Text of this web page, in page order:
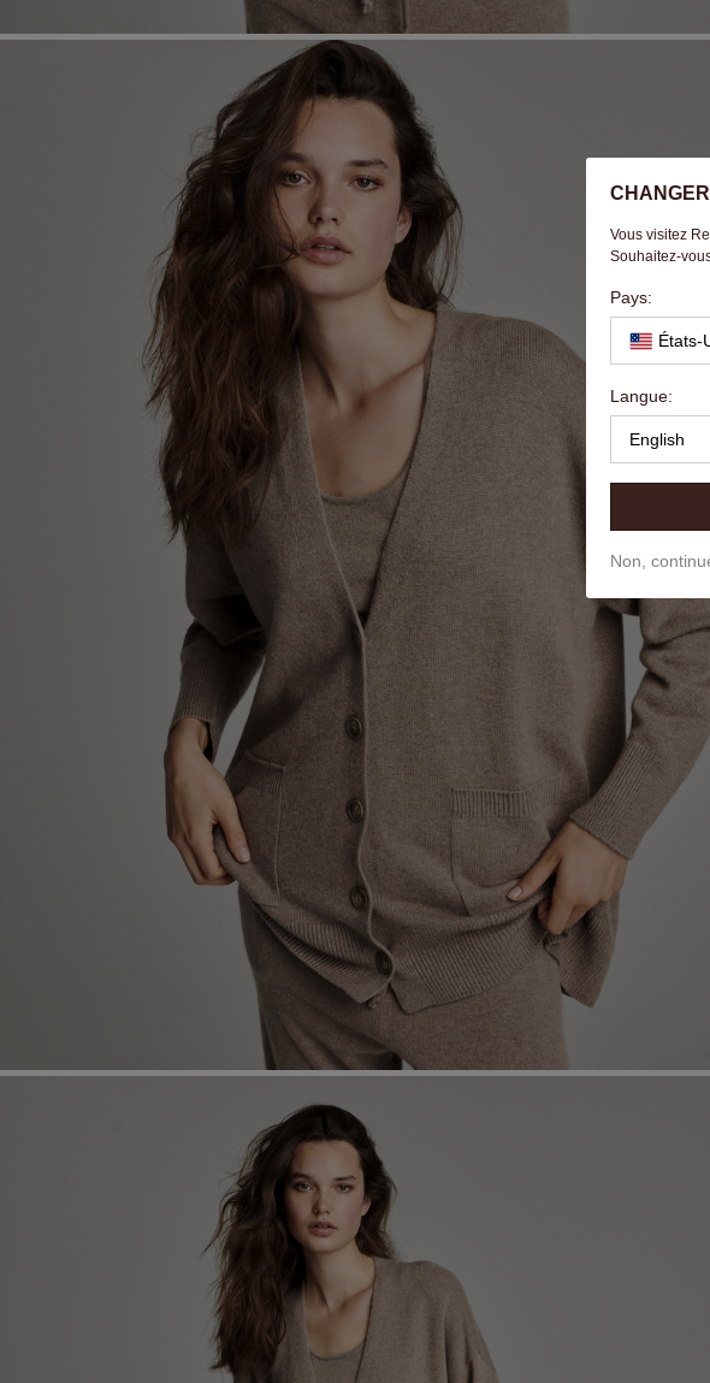
Vous visitez
Souhaitez-
Pays:
États-
Langue:
English
Non,